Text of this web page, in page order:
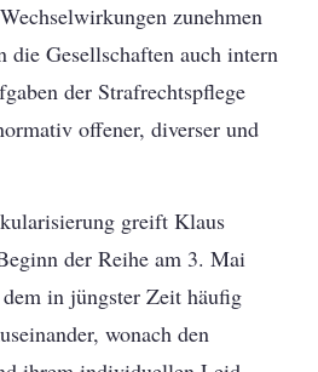
zunehmen
die Gesellschaften auch intern
der Strafrechtspflege
offener, diverser und
greift Klaus
der Reihe am 3. Mai
in jüngster Zeit häufig
wonach den